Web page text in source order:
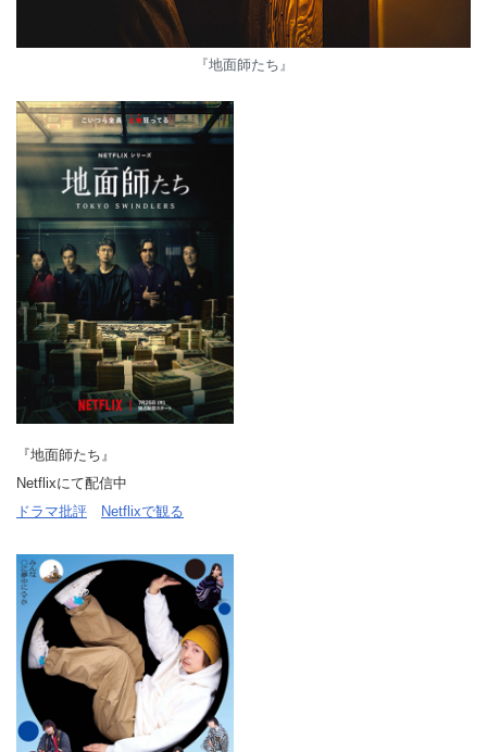
『地面師たち』
『地面師たち』
Netflixにて配信中
ドラマ批評
Netflixで観る